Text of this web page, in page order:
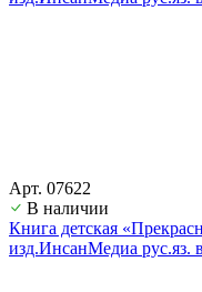
Арт. 07622
В наличии
Книга детская
изд.ИнсанМедиа рус.яз.